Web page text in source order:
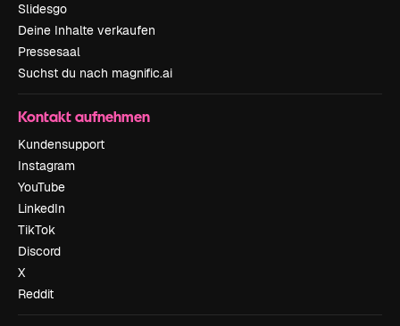
Slidesgo
Deine Inhalte verkaufen
Pressesaal
Suchst du nach magnific.ai
Kontakt aufnehmen
Kundensupport
Instagram
YouTube
LinkedIn
TikTok
Discord
X
Reddit